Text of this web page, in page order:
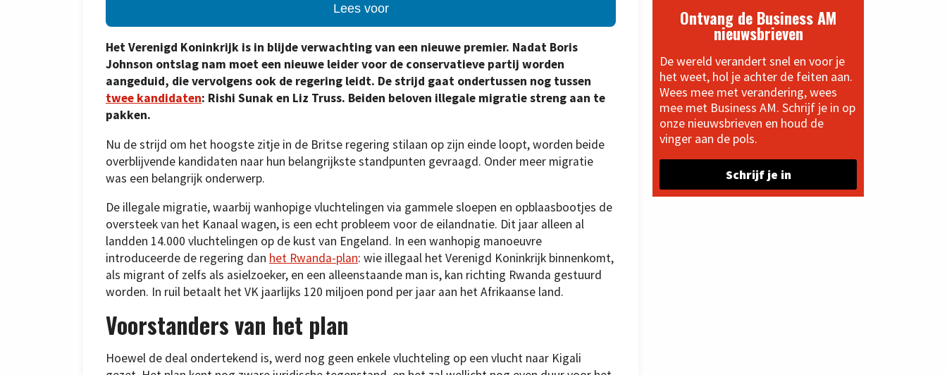
Lees voor
Het Verenigd Koninkrijk is in blijde verwachting van een nieuwe premier. Nadat Boris
Johnson ontslag nam moet een nieuwe leider voor de conservatieve partij worden
aangeduid, die vervolgens ook de regering leidt. De strijd gaat ondertussen nog tussen
twee kandidaten: Rishi Sunak en Liz Truss. Beiden beloven illegale migratie streng aan te
pakken.
Nu de strijd om het hoogste zitje in de Britse regering stilaan op zijn einde loopt, worden beide
overblijvende kandidaten naar hun belangrijkste standpunten gevraagd. Onder meer migratie
was een belangrijk onderwerp.
De illegale migratie, waarbij wanhopige vluchtelingen via gammele sloepen en opblaasbootjes de
oversteek van het Kanaal wagen, is een echt probleem voor de eilandnatie. Dit jaar alleen al
landden 14.000 vluchtelingen op de kust van Engeland. In een wanhopig manoeuvre
introduceerde de regering dan het Rwanda-plan: wie illegaal het Verenigd Koninkrijk binnenkomt,
als migrant of zelfs als asielzoeker, en een alleenstaande man is, kan richting Rwanda gestuurd
worden. In ruil betaalt het VK jaarlijks 120 miljoen pond per jaar aan het Afrikaanse land.
Voorstanders van het plan
Hoewel de deal ondertekend is, werd nog geen enkele vluchteling op een vlucht naar Kigali
Ontvang de Business AM
nieuwsbrieven
De wereld verandert snel en voor je
het weet, hol je achter de feiten aan.
Wees mee met verandering, wees
mee met Business AM. Schrijf je in op
onze nieuwsbrieven en houd de
vinger aan de pols.
Schrijf je in